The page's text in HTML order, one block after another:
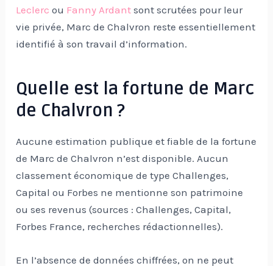
Leclerc ou Fanny Ardant sont scrutées pour leur
vie privée, Marc de Chalvron reste essentiellement
identifié à son travail d’information.
Quelle est la fortune de Marc
de Chalvron ?
Aucune estimation publique et fiable de la fortune
de Marc de Chalvron n’est disponible. Aucun
classement économique de type Challenges,
Capital ou Forbes ne mentionne son patrimoine
ou ses revenus (sources : Challenges, Capital,
Forbes France, recherches rédactionnelles).
En l’absence de données chiffrées, on ne peut